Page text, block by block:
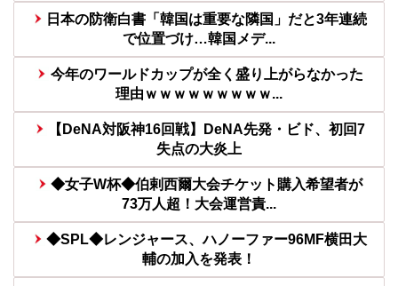
日本の防衛白書「韓国は重要な隣国」だと3年連続
で位置づけ…韓国メデ...
今年のワールドカップが全く盛り上がらなかった
理由ｗｗｗｗｗｗｗｗｗ...
【DeNA対阪神16回戦】DeNA先発・ビド、初回7
失点の大炎上
◆女子W杯◆伯剌西爾大会チケット購入希望者が
73万人超！大会運営責...
◆SPL◆レンジャース、ハノーファー96MF横田大
輔の加入を発表！